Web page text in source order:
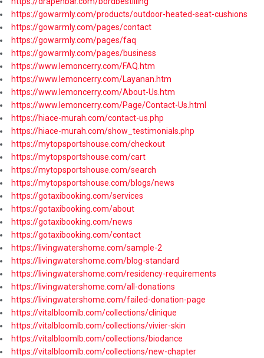
https://gowarmly.com/products/outdoor-heated-seat-cushions
https://gowarmly.com/pages/contact
https://gowarmly.com/pages/faq
https://gowarmly.com/pages/business
https://www.lemoncerry.com/FAQ.htm
https://www.lemoncerry.com/Layanan.htm
https://www.lemoncerry.com/About-Us.htm
https://www.lemoncerry.com/Page/Contact-Us.html
https://hiace-murah.com/contact-us.php
https://hiace-murah.com/show_testimonials.php
https://mytopsportshouse.com/checkout
https://mytopsportshouse.com/cart
https://mytopsportshouse.com/search
https://mytopsportshouse.com/blogs/news
https://gotaxibooking.com/services
https://gotaxibooking.com/about
https://gotaxibooking.com/news
https://gotaxibooking.com/contact
https://livingwatershome.com/sample-2
https://livingwatershome.com/blog-standard
https://livingwatershome.com/residency-requirements
https://livingwatershome.com/all-donations
https://livingwatershome.com/failed-donation-page
https://vitalbloomlb.com/collections/clinique
https://vitalbloomlb.com/collections/vivier-skin
https://vitalbloomlb.com/collections/biodance
https://vitalbloomlb.com/collections/new-chapter